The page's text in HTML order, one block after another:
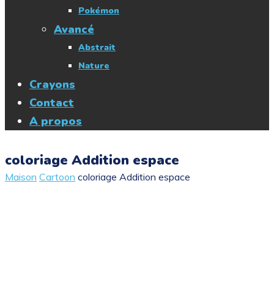
Pokémon
Avancé
Abstrait
Nature
Crayons
Contact
A propos
coloriage Addition espace
Maison Cartoon coloriage Addition espace